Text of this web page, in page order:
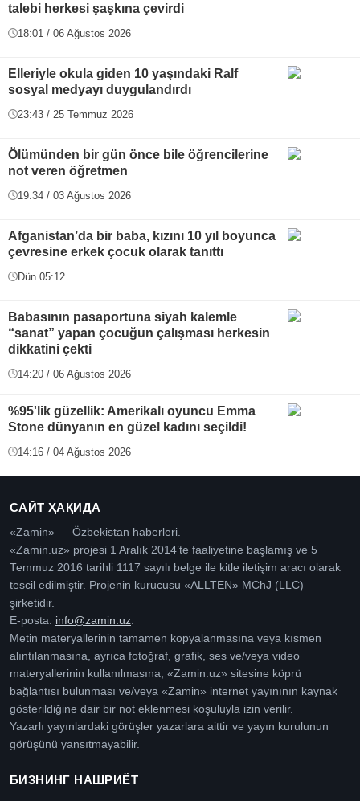
talebi herkesi şaşkına çevirdi
18:01 / 06 Ağustos 2026
Elleriyle okula giden 10 yaşındaki Ralf
sosyal medyayı duygulandırdı
23:43 / 25 Temmuz 2026
Ölümünden bir gün önce bile öğrencilerine
not veren öğretmen
19:34 / 03 Ağustos 2026
Afganistan’da bir baba, kızını 10 yıl boyunca
çevresine erkek çocuk olarak tanıttı
Dün 05:12
Babasının pasaportuna siyah kalemle
“sanat” yapan çocuğun çalışması herkesin
dikkatini çekti
14:20 / 06 Ağustos 2026
%95'lik güzellik: Amerikalı oyuncu Emma
Stone dünyanın en güzel kadını seçildi!
14:16 / 04 Ağustos 2026
САЙТ ҲАҚИДА
«Zamin» — Özbekistan haberleri.
«Zamin.uz» projesi 1 Aralık 2014’te faaliyetine başlamış ve 5
Temmuz 2016 tarihli 1117 sayılı belge ile kitle iletişim aracı olarak
tescil edilmiştir. Projenin kurucusu «ALLTEN» MChJ (LLC)
şirketidir.
E-posta: info@zamin.uz
Metin materyallerinin tamamen kopyalanmasına veya kısmen
alıntılanmasına, ayrıca fotoğraf, grafik, ses ve/veya video
materyallerinin kullanılmasına, «Zamin.uz» sitesine köprü
bağlantısı bulunması ve/veya «Zamin» internet yayınının kaynak
gösterildiğine dair bir not eklenmesi koşuluyla izin verilir.
Yazarlı yayınlardaki görüşler yazarlara aittir ve yayın kurulunun
görüşünü yansıtmayabilir.
БИЗНИНГ НАШРИЁТ